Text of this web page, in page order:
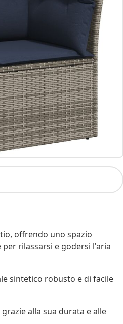
offrendo uno spazio
rilassarsi e godersi l'aria
sintetico robusto e di facile
alla sua durata e alle